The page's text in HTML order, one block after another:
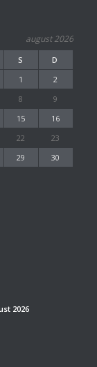
august 2026
S
D
1
2
8
9
15
16
22
23
29
30
2026